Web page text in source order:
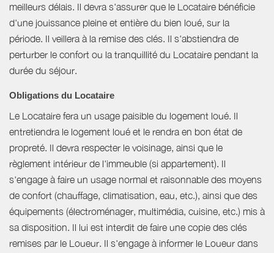
meilleurs délais. Il devra s'assurer que le Locataire bénéficie
d'une jouissance pleine et entière du bien loué, sur la
période. Il veillera à la remise des clés. Il s'abstiendra de
perturber le confort ou la tranquillité du Locataire pendant la
durée du séjour.
Obligations du Locataire
Le Locataire fera un usage paisible du logement loué. Il
entretiendra le logement loué et le rendra en bon état de
propreté. Il devra respecter le voisinage, ainsi que le
règlement intérieur de l'immeuble (si appartement). Il
s'engage à faire un usage normal et raisonnable des moyens
de confort (chauffage, climatisation, eau, etc.), ainsi que des
équipements (électroménager, multimédia, cuisine, etc.) mis à
sa disposition. Il lui est interdit de faire une copie des clés
remises par le Loueur. Il s'engage à informer le Loueur dans